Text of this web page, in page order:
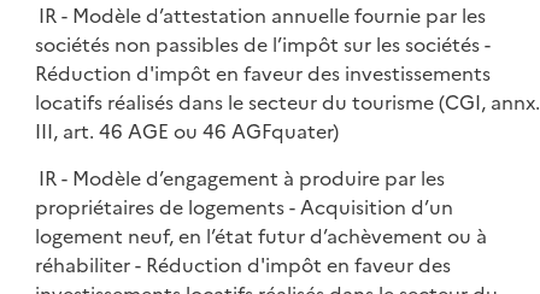
IR - Modèle d’attestation annuelle fournie par les
sociétés non passibles de l’impôt sur les sociétés -
Réduction d'impôt en faveur des investissements
locatifs réalisés dans le secteur du tourisme (CGI, annx.
III, art. 46 AGE ou 46 AGFquater)
IR - Modèle d’engagement à produire par les
propriétaires de logements - Acquisition d’un
logement neuf, en l’état futur d’achèvement ou à
réhabiliter - Réduction d'impôt en faveur des